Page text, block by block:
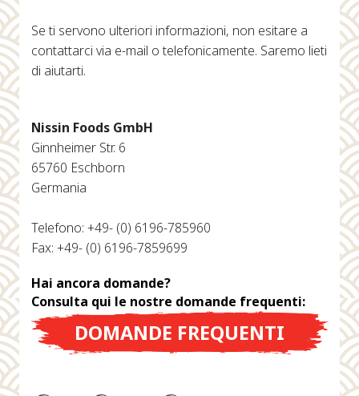
Se ti servono ulteriori informazioni, non esitare a
contattarci via e-mail o telefonicamente. Saremo lieti
di aiutarti.
Nissin Foods GmbH
Ginnheimer Str. 6
65760 Eschborn
Germania
Telefono: +49- (0) 6196-785960
Fax: +49- (0) 6196-7859699
Hai ancora domande?
Consulta qui le nostre domande frequenti:
DOMANDE FREQUENTI